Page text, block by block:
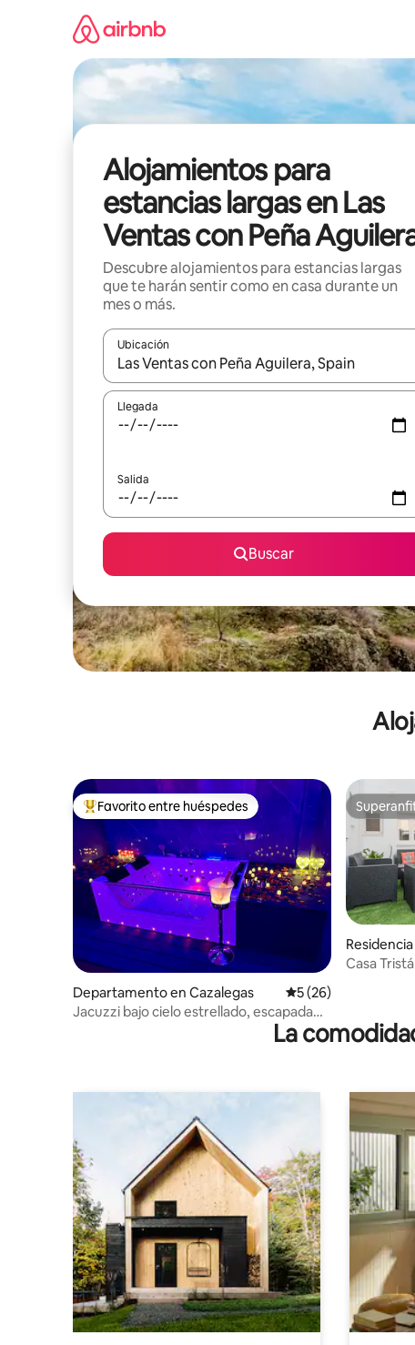
Alojamientos para
estancias largas en Las
Ventas con Peña
Descubre alojamientos para estancias largas
que te harán sentir como en casa durante un
mes o más.
Ubicación
Cuando los resultados estén disponibles, podrás
Llegada
Salida
Buscar
De los mejores en Favorito entre huéspedes
Favorito entre huéspedes
Departamento en Cazalegas Calificación
5 (26)
Jacuzzi bajo cielo estrellado, escapada
Casa
La